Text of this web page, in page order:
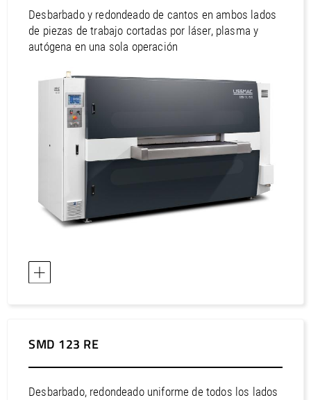
Desbarbado y redondeado de cantos en ambos lados
de piezas de trabajo cortadas por láser, plasma y
autógena en una sola operación
SMD 123 RE
Desbarbado, redondeado uniforme de todos los lados